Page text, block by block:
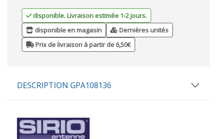
disponible. Livraison estimée 1-2 jours.
disponible en magasin
Dernières unités
Prix de livraison à partir de 6,50€
DESCRIPTION GPA108136